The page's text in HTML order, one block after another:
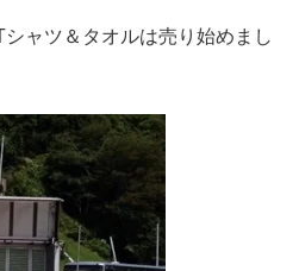
ャツ＆タオルは売り始めまし